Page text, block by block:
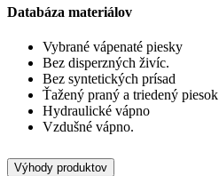
Databáza materiálov
Vybrané vápenaté piesky
Bez disperzných živíc.
Bez syntetických prísad
Ťažený praný a triedený piesok
Hydraulické vápno
Vzdušné vápno.
Výhody produktov